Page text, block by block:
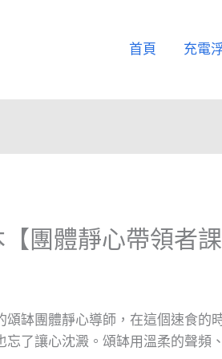
首頁 充電
團體靜心帶領者課
缽團體靜心導師，在這個速食的
了讓心沈澱。頌缽用溫柔的聲頻